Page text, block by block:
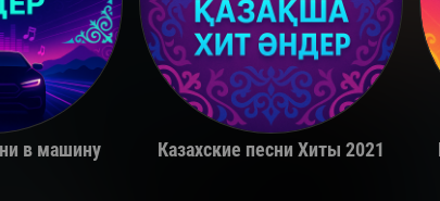
в машину Казахские песни Хиты 2021